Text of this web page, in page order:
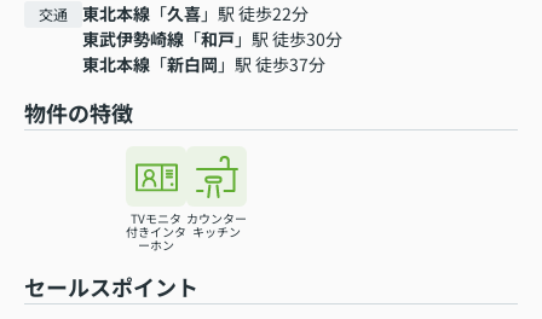
交通 東北本線 「久喜」駅 徒歩22分
東武伊勢崎線 「和戸」駅 徒歩30分
東北本線 「新白岡 」駅 徒歩37分
物件の特徴
TVモニタ
付きインタ
ーホン
カウンター
キッチン
セールスポイント